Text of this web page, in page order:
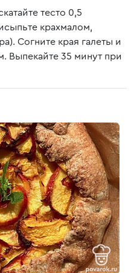
тесто 0,5
крахмалом,
Согните края галеты и
Выпекайте 35 минут при